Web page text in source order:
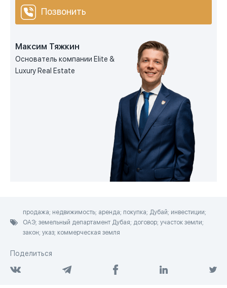
Позвонить
Максим Тяжкин
Основатель компании Elite &
Luxury Real Estate
продажа; недвижимость; аренда; покупка; Дубай; инвестиции;
ОАЭ; земельный департамент Дубая; договор; участок земли;
закон; указ; коммерческая земля
Поделиться